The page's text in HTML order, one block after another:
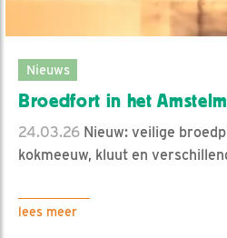
Nieuws
Broedfort in het
24.03.26 Nieuw: veilige
kokmeeuw, kluut en
lees meer